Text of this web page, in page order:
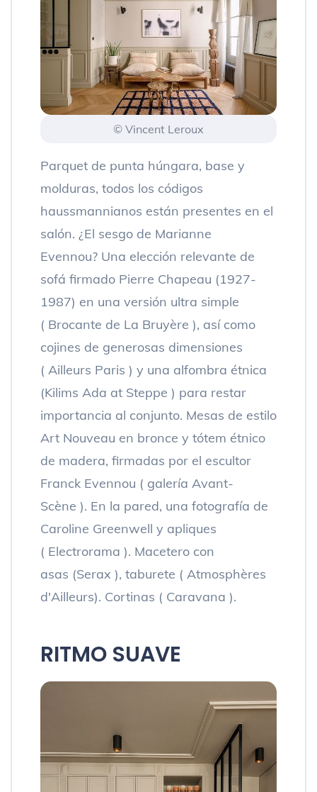
© Vincent Leroux
Parquet de punta húngara, base y
molduras, todos los códigos
haussmannianos están presentes en el
salón. ¿El sesgo de Marianne
Evennou? Una elección relevante de
sofá firmado Pierre Chapeau (1927-
1987) en una versión ultra simple
( Brocante de La Bruyère ), así como
cojines de generosas dimensiones
( Ailleurs Paris ) y una alfombra étnica
(Kilims Ada at Steppe ) para restar
importancia al conjunto. Mesas de estilo
Art Nouveau en bronce y tótem étnico
de madera, firmadas por el escultor
Franck Evennou ( galería Avant-
Scène ). En la pared, una fotografía de
Caroline Greenwell y apliques
( Electrorama ). Macetero con
asas (Serax ), taburete ( Atmosphères
d'Ailleurs). Cortinas ( Caravana ).
RITMO SUAVE